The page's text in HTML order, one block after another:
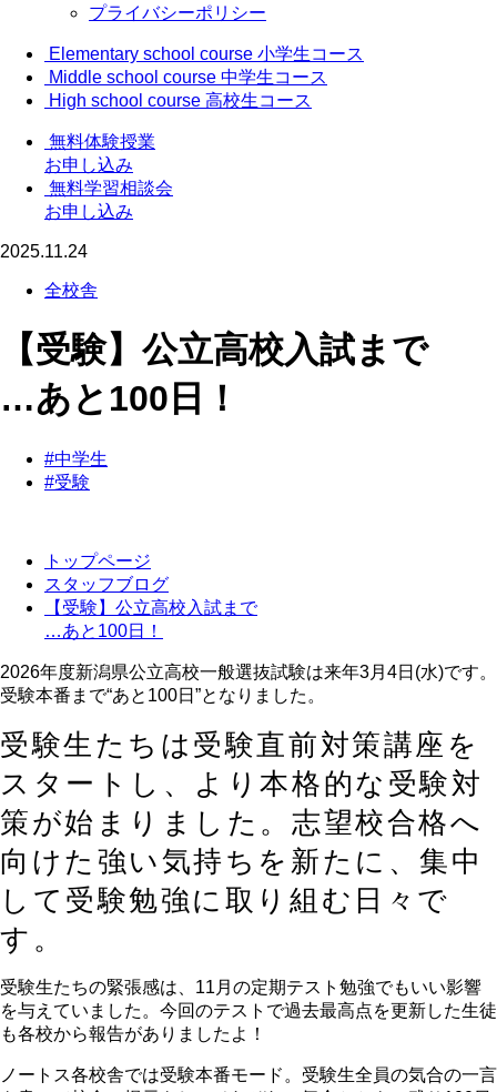
プライバシーポリシー
Elementary school course 小学生コース
Middle school course 中学生コース
High school course 高校生コース
無料体験授業
お申し込み
無料学習相談会
お申し込み
2025.11.24
全校舎
【受験】公立高校入試まで
…あと100日！
#中学生
#受験
トップページ
スタッフブログ
【受験】公立高校入試まで
…あと100日！
2026年度新潟県公立高校一般選抜試験は来年3月4日(水)です。
受験本番まで“あと100日”となりました。
受験生たちは受験直前対策講座を
スタートし、より本格的な受験対
策が始まりました。志望校合格へ
向けた強い気持ちを新たに、集中
して受験勉強に取り組む日々で
す。
受験生たちの緊張感は、11月の定期テスト勉強でもいい影響
を与えていました。今回のテストで過去最高点を更新した生徒
も各校から報告がありましたよ！
ノートス各校舎では受験本番モード。受験生全員の気合の一言